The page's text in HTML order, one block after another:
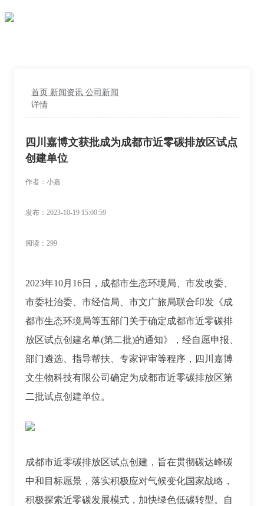
首页 新闻资讯 公司新闻
详情
四川嘉博文获批成为成都市近零碳排放区试点
创建单位
作者：小嘉
发布：2023-10-19 15:00:59
阅读：299
2023年10月16日，成都市生态环境局、市发改委、
市委社治委、市经信局、市文广旅局联合印发《成
都市生态环境局等五部门关于确定成都市近零碳排
放区试点创建名单(第二批)的通知》，经自愿申报、
部门遴选、指导帮扶、专家评审等程序，四川嘉博
文生物科技有限公司确定为成都市近零碳排放区第
二批试点创建单位。
成都市近零碳排放区试点创建，旨在贯彻碳达峰碳
中和目标愿景，落实积极应对气候变化国家战略，
积极探索近零碳发展模式，加快绿色低碳转型。自